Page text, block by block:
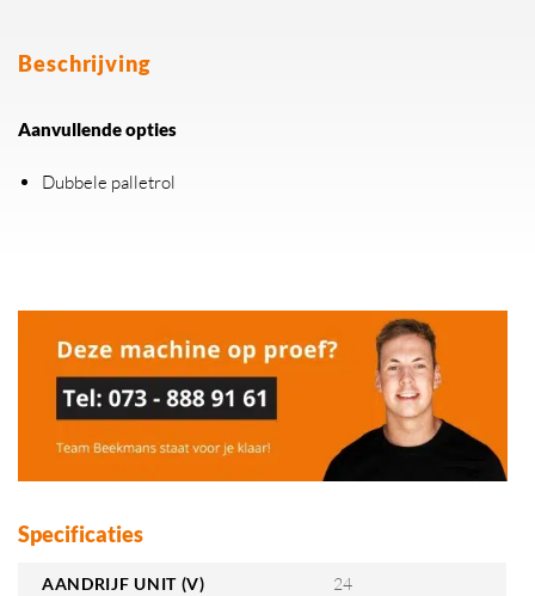
Beschrijving
Aanvullende opties
Dubbele palletrol
Specificaties
AANDRIJF UNIT (V) 24